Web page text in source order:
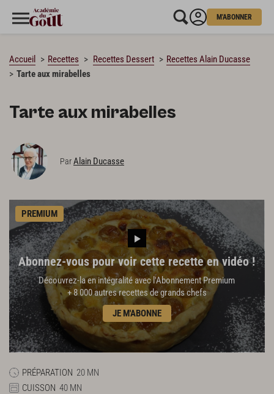
M'ABONNER
Accueil Recettes Recettes Dessert
Recettes Alain Ducasse
Tarte aux mirabelles
Tarte aux mirabelles
ParAlain Ducasse
PREMIUM
Abonnez-vous pour voir cette recette en vidéo !
Découvrez-la en intégralité avec l'Abonnement Premium
+ 8 000 autres recettes de grands chefs
JE M'ABONNE
PRÉPARATION 20 MN
CUISSON 40 MN
CHARGEMENT…